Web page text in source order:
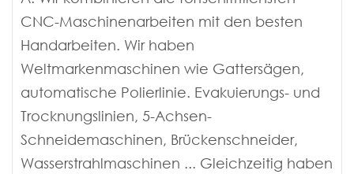
CNC-Maschinenarbeiten mit den besten
Handarbeiten. Wir haben
Weltmarkenmaschinen wie Gattersägen,
automatische Polierlinie. Evakuierungs- und
Trocknungslinien, 5-Achsen-
Schneidemaschinen, Brückenschneider,
Wasserstrahlmaschinen ... Gleichzeitig haben